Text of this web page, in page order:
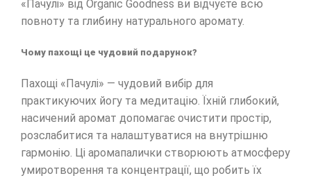
«Пачулі» від Organic Goodness ви відчуєте всю
повноту та глибину натурального аромату.
Чому пахощі це чудовий подарунок?
Пахощі «Пачулі» — чудовий вибір для
практикуючих йогу та медитацію. Їхній глибокий,
насичений аромат допомагає очистити простір,
розслабитися та налаштуватися на внутрішню
гармонію. Ці аромапалички створюють атмосферу
умиротворення та концентрації, що робить їх